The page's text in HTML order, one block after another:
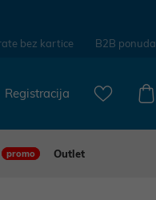
bez kartice B2B ponuda
Registracija
promo
Outlet